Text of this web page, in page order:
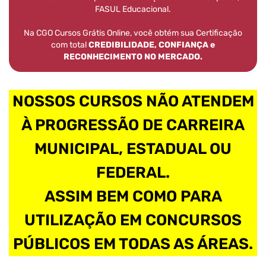
FASUL Educacional.
Na CGO Cursos Grátis Online, você obtém sua Certificação
com totalCREDIBILIDADE, CONFIANÇA e
RECONHECIMENTO NO MERCADO.
NOSSOS CURSOS NÃO ATENDEM
À PROGRESSÃO DE CARREIRA
MUNICIPAL, ESTADUAL OU
FEDERAL.
ASSIM BEM COMO PARA
UTILIZAÇÃO EM CONCURSOS
PÚBLICOS EM TODAS AS ÁREAS.